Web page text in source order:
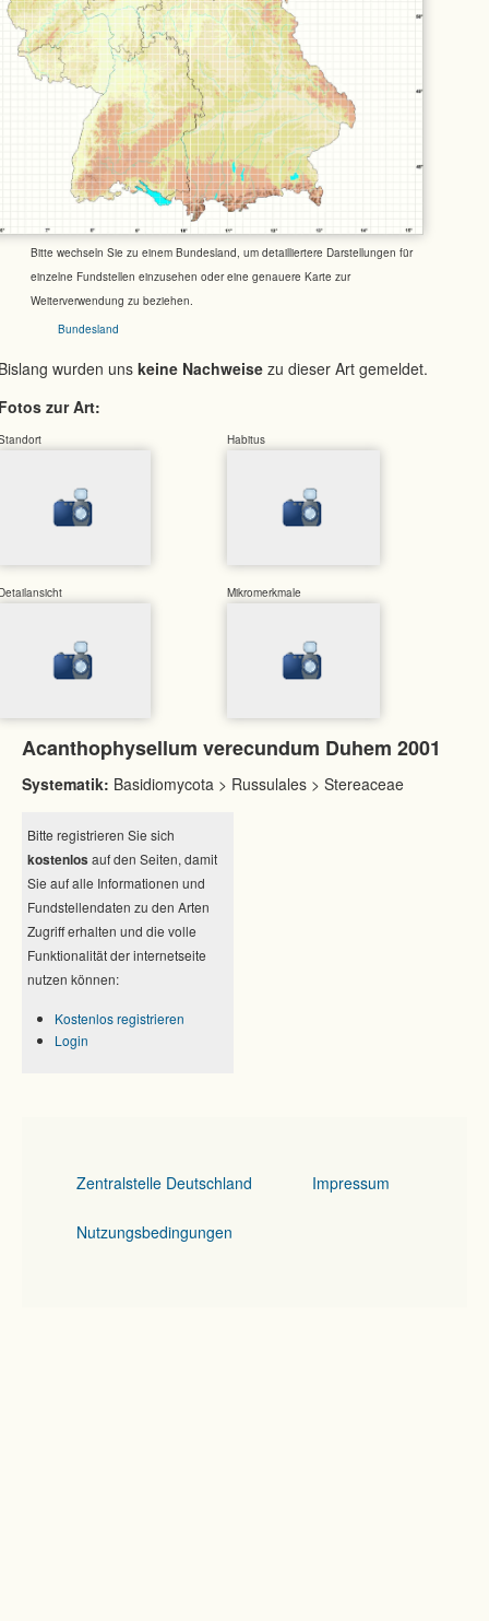
Bitte wechseln Sie zu einem Bundesland, um detailliertere Darstellungen für
einzelne Fundstellen einzusehen oder eine genauere Karte zur
Weiterverwendung zu beziehen.
Bundesland
wurden uns keine Nachweise zu dieser Art gemeldet.
zur Art:
Habitus
Mikromerkmale
Acanthophysellum verecundum Duhem 2001
Systematik: Basidiomycota > Russulales > Stereaceae
Bitte registrieren Sie sich
kostenlos auf den Seiten, damit
Sie auf alle Informationen und
Fundstellendaten zu den Arten
Zugriff erhalten und die volle
Funktionalität der internetseite
nutzen können:
Kostenlos registrieren
Login
Zentralstelle Deutschland Impressum
Nutzungsbedingungen